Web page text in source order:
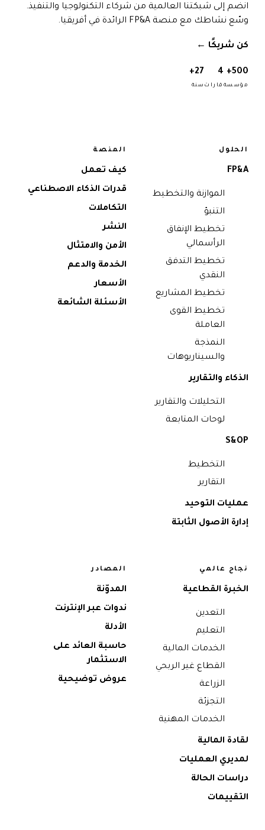
انضم إلى شبكتنا العالمية من شركاء التكنولوجيا والتنفيذ.
وسّع نشاطك مع منصة FP&A الرائدة في أفريقيا.
كن شريكًا →
500+
مؤسسة
4
قارات
27+
سنة
الحلول
FP&A
الموازنة والتخطيط
التنبؤ
تخطيط الإنفاق
الرأسمالي
تخطيط التدفق
النقدي
تخطيط المشاريع
تخطيط القوى
العاملة
النمذجة
والسيناريوهات
الذكاء والتقارير
التحليلات والتقارير
لوحات المتابعة
S&OP
التخطيط
التقارير
عمليات التوحيد
إدارة الأصول الثابتة
المنصة
كيف تعمل
قدرات الذكاء الاصطناعي
التكاملات
النشر
الأمن والامتثال
الخدمة والدعم
الأسعار
الأسئلة الشائعة
نجاح عالمي
الخبرة القطاعية
التعدين
التعليم
الخدمات المالية
القطاع غير الربحي
الزراعة
التجزئة
الخدمات المهنية
لقادة المالية
لمديري العمليات
دراسات الحالة
التقييمات
المصادر
المدوّنة
ندوات عبر الإنترنت
الأدلة
حاسبة العائد على
الاستثمار
عروض توضيحية